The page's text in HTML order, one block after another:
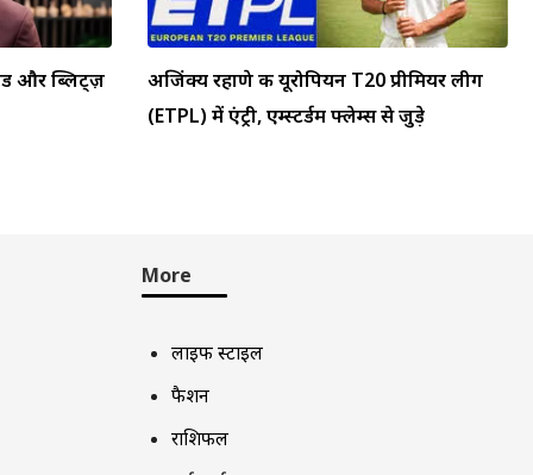
और ब्लिट्ज़
अजिंक्य रहाणे की यूरोपियन T20 प्रीमियर लीग
(ETPL) में एंट्री, एम्स्टर्डम फ्लेम्स से जुड़े
More
लाइफ स्टाइल
फैशन
राशिफल